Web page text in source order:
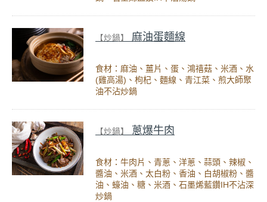
【炒鍋】 麻油蛋麵線
食材：麻油、薑片、蛋、鴻禧菇、米酒、水
(雞高湯)、枸杞、麵線、青江菜、煎大師聚
油不沾炒鍋
【炒鍋】 蔥爆牛肉
食材：牛肉片、青蔥、洋蔥、蒜頭、辣椒、
醬油、米酒、太白粉、香油、白胡椒粉、醬
油、蠔油、糖、米酒、石墨烯藍鑽IH不沾深
炒鍋